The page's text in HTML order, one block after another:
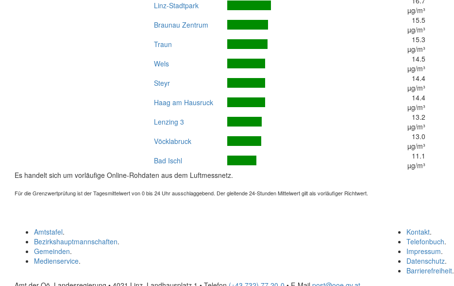
Linz-Stadtpark
µg/m³
Braunau Zentrum
15.5
µg/m³
Traun
15.3
µg/m³
Wels
14.5
µg/m³
Steyr
14.4
µg/m³
Haag am Hausruck
14.4
µg/m³
Lenzing 3
13.2
µg/m³
Vöcklabruck
13.0
µg/m³
Bad Ischl
11.1
µg/m³
Es handelt sich um vorläufige Online-Rohdaten aus dem Luftmessnetz.
Für die Grenzwertprüfung ist der Tagesmittelwert von 0 bis 24 Uhr ausschlaggebend. Der gleitende 24-Stunden Mittelwert gilt als vorläufiger Richtwert.
Kontakt.
Telefonbuch.
Impressum.
Datenschutz.
Barrierefreiheit.
Amtstafel.
Bezirkshauptmannschaften.
Gemeinden.
Medienservice.